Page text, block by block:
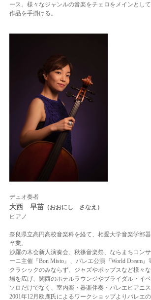
ース。 様々なジャンルの音楽をチェロをメインとし
作品を手掛ける。
デュオ奏者
大西 早苗（おおにし さなえ）
ピアノ
奈良県立高円高校音楽科を経て、相愛大学音楽学部
卒業。
沙羅の木会新人演奏会、秋篠音楽祭、ならまちコン
ーニ主催『Bon Misto』、 バレエ公演『World Dream』
クラシックのみならず、ジャズやポップスなど様々
場を広げ、 関西のホテルラウンジやブライダル・イベ
ソロだけでなく、室内楽・器楽伴奏・バレエピアニス
2001年12月欧鹿氏によるワークショップよりバレエの